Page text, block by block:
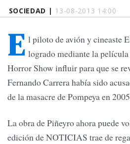
SOCIEDAD | 13-08-2013 14:00
E l piloto de avión y cineaste
logrado mediante la
Horror Show influir para que se
Fernando Carrera había sido
de la masacre de Pompeya en
La obra de Piñeyro ahora puede
edición de NOTICIAS trae de